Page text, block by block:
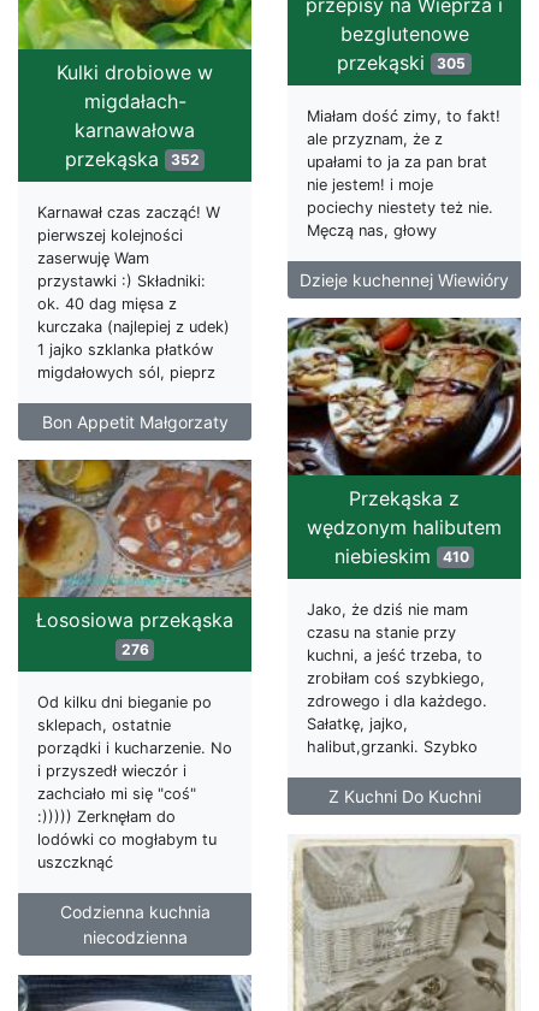
przepisy na Wieprza i
bezglutenowe
przekąski 305
Miałam dość zimy, to fakt!
ale przyznam, że z
upałami to ja za pan brat
nie jestem! i moje
pociechy niestety też nie.
Męczą nas, głowy
Dzieje kuchennej Wiewióry
Kulki drobiowe w
migdałach-
karnawałowa
przekąska
352
Karnawał czas zacząć! W
pierwszej kolejności
zaserwuję Wam
przystawki :) Składniki:
ok. 40 dag mięsa z
kurczaka (najlepiej z udek)
1 jajko szklanka płatków
migdałowych sól, pieprz
Bon Appetit Małgorzaty
Przekąska z
wędzonym halibutem
niebieskim
410
Jako, że dziś nie mam
czasu na stanie przy
kuchni, a jeść trzeba, to
zrobiłam coś szybkiego,
zdrowego i dla każdego.
Sałatkę, jajko,
halibut,grzanki. Szybko
Z Kuchni Do Kuchni
Łososiowa przekąska
276
Od kilku dni bieganie po
sklepach, ostatnie
porządki i kucharzenie. No
i przyszedł wieczór i
zachciało mi się "coś"
:))))) Zerknęłam do
lodówki co mogłabym tu
uszczknąć
Codzienna kuchnia
niecodzienna